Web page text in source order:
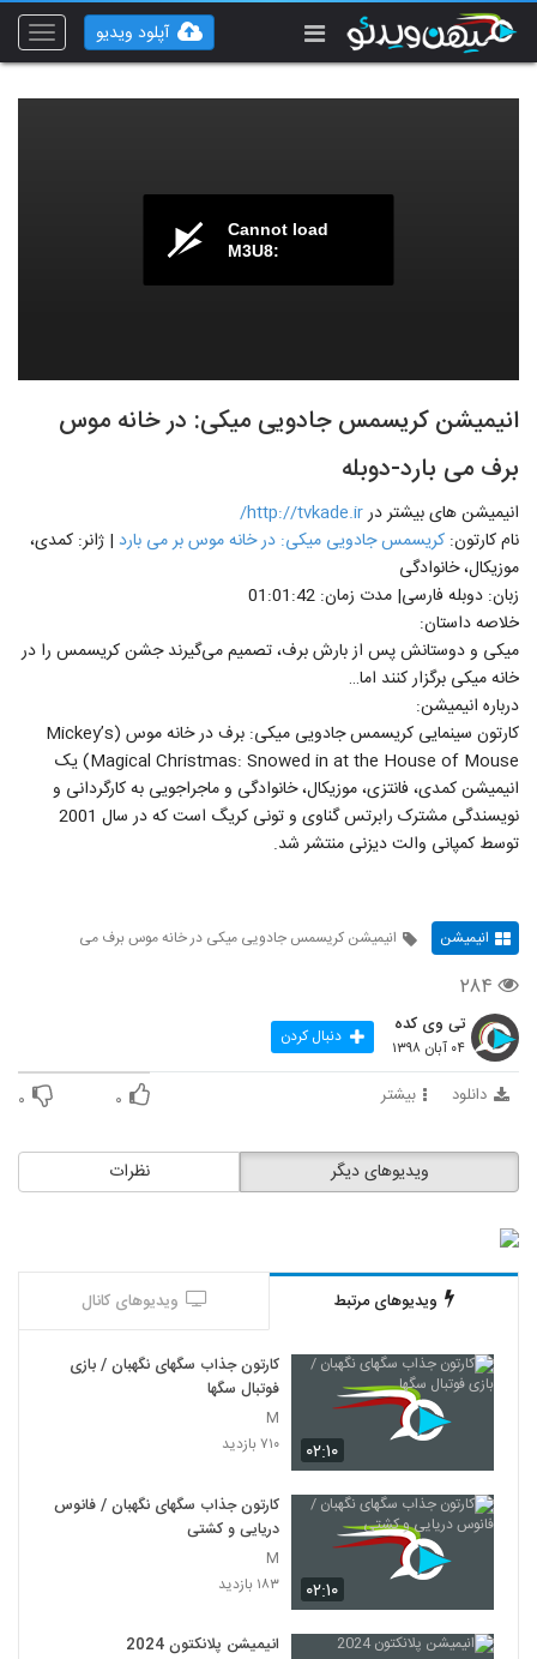
Toggle
آپلود ویدیو
Cannot load
M3U8:
انیمیشن کریسمس جادویی میکی: در خانه موس
برف می بارد-دوبله
انیمیشن های بیشتر درhttp://tvkade.ir/
نام کارتون: کریسمس جادویی میکی: در خانه موس بر می بارد | ژانر: کمدی،
موزیکال، خانوادگی
زبان: دوبله فارسی| مدت زمان: 01:01:42
خلاصه داستان:
میکی و دوستانش پس از بارش برف، تصمیم می‌گیرند جشن کریسمس را در
خانه میکی برگزار کنند اما…
درباره انیمیشن:
کارتون سینمایی کریسمس جادویی میکی: برف در خانه موس (Mickey’s
Magical Christmas: Snowed in at the House of Mouse) یک
انیمیشن کمدی، فانتزی، موزیکال، خانوادگی و ماجراجویی به کارگردانی و
نویسندگی مشترک رابرتس گناوی و تونی کریگ است که در سال 2001
توسط کمپانی والت دیزنی منتشر شد.
انیمیشن انیمیشن کریسمس جادویی میکی در خانه موس برف می
۲۸۴
تی وی کده
۰۴ آبان ۱۳۹۸ دنبال کردن
دانلود بیشتر ۰ ۰
نظرات ویدیوهای دیگر
ویدیوهای مرتبط ویدیوهای کانال
۰۲:۱۰
کارتون جذاب سگهای نگهبان / بازی
فوتبال سگها
M
۷۱۰ بازدید
۰۲:۱۰
کارتون جذاب سگهای نگهبان / فانوس
دریایی و کشتی
M
۱۸۳ بازدید
انیمیشن پلانکتون 2024